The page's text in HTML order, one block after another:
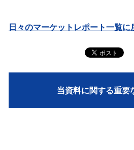
日々のマーケットレポート一覧に
当資料に関する重要